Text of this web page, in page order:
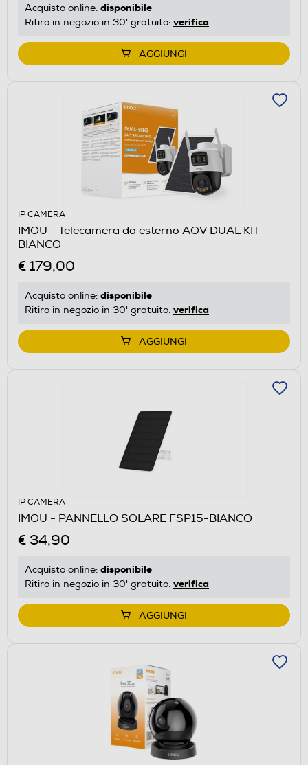
Acquisto online: disponibile
Ritiro in negozio in 30' gratuito: verifica
AGGIUNGI
IP CAMERA
IMOU - Telecamera da esterno AOV DUAL KIT-
BIANCO
€ 179,00
Acquisto online: disponibile
Ritiro in negozio in 30' gratuito: verifica
AGGIUNGI
IP CAMERA
IMOU - PANNELLO SOLARE FSP15-BIANCO
€ 34,90
Acquisto online: disponibile
Ritiro in negozio in 30' gratuito: verifica
AGGIUNGI